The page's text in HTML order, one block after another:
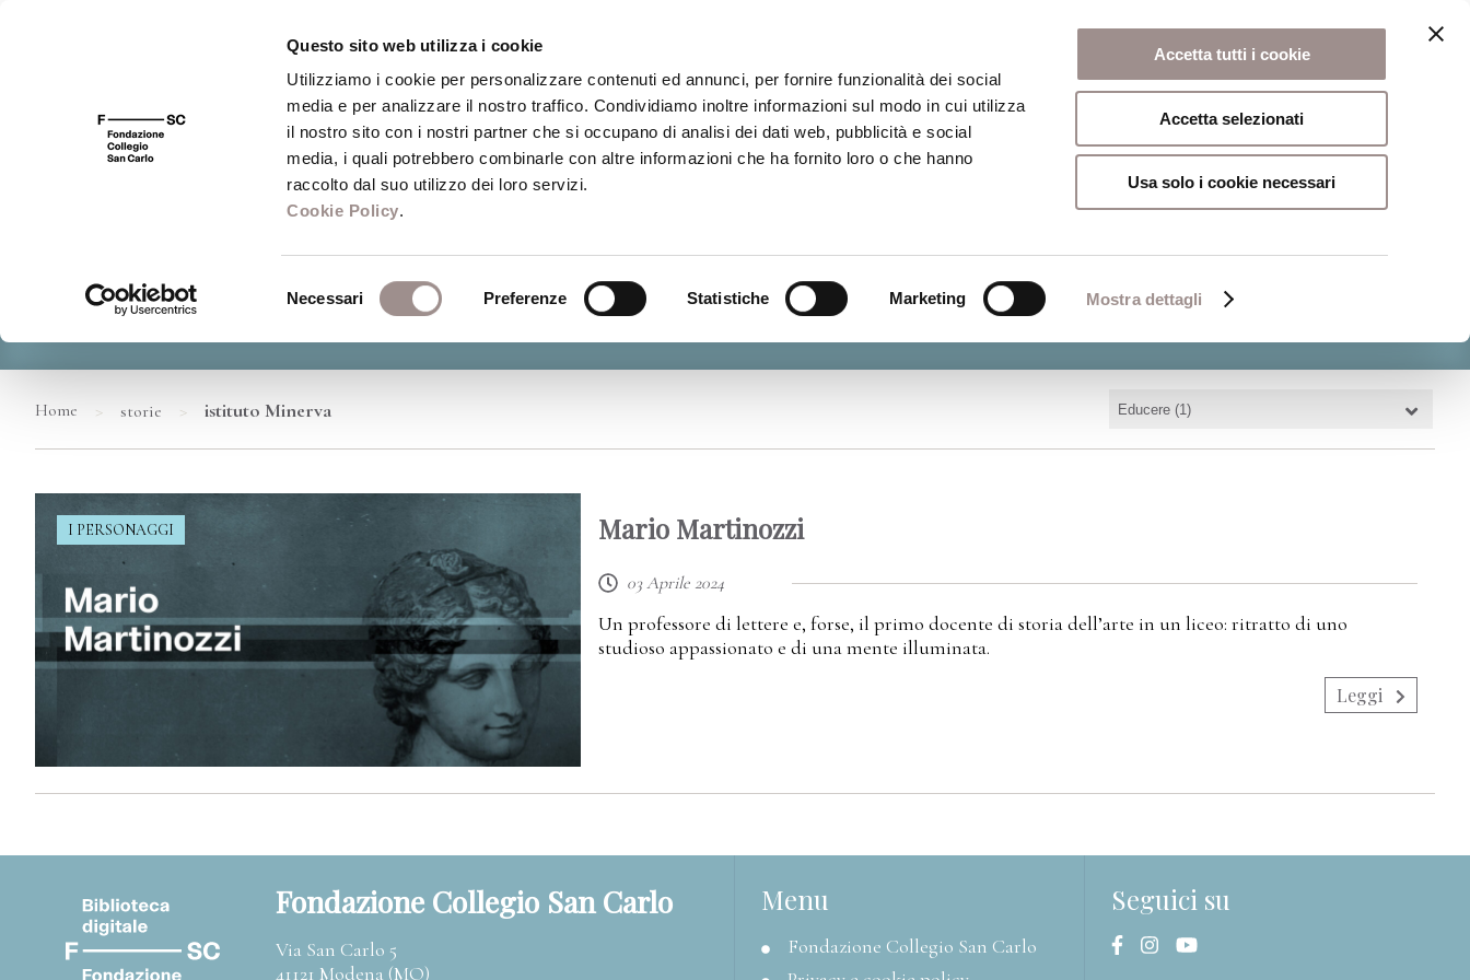
Questo sito web utilizza i cookie
Utilizziamo i cookie per personalizzare contenuti ed annunci, per fornire funzionalità dei social
media e per analizzare il nostro traffico. Condividiamo inoltre informazioni sul modo in cui utilizza
il nostro sito con i nostri partner che si occupano di analisi dei dati web, pubblicità e social
media, i quali potrebbero combinarle con altre informazioni che ha fornito loro o che hanno
raccolto dal suo utilizzo dei loro servizi.
Cookie Policy.
del
Necessari Preferenze Statistiche Marketing Mostra dettagli
Accetta tutti i cookie
Accetta selezionati
Usa solo i cookie necessari
Biblioteca Attività culturali
Home > storie > istituto Minerva
I PERSONAGGI Mario Martinozzi
03 Aprile 2024
Un professore di lettere e, forse, il primo docente di storia dell’arte in un liceo: ritratto di uno
studioso appassionato e di una mente illuminata.
Leggi
Fondazione Collegio San Carlo
Via San Carlo 5
41121 Modena (MO)
Menu
Fondazione Collegio San Carlo
Seguici su